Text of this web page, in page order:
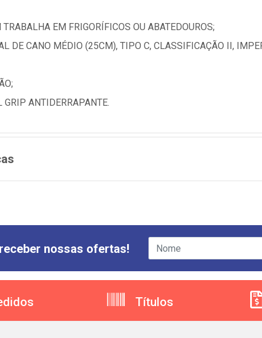
EM FRIGORÍFICOS OU ABATEDOUROS;
DE CANO MÉDIO (25CM), TIPO C, CLASSIFICAÇÃO II,
ANTIDERRAPANTE.
nossas ofertas!
Títulos